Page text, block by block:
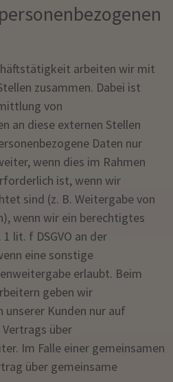
arbeiten wir mit
zusammen. Dabei ist
von
an diese externen Stellen
Daten nur
wenn dies im Rahmen
ist, wenn wir
sind (z. B. Weitergabe von
wenn wir ein berechtigtes
lit. f DSGVO an der
eine sonstige
erlaubt. Beim
geben wir
unserer Kunden nur auf
über
Im Falle einer gemeinsamen
über gemeinsame